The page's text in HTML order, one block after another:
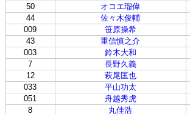
50
オコエ瑠偉
44
佐々木俊輔
009
笹原操希
43
重信慎之介
003
鈴木大和
7
長野久義
12
萩尾匡也
033
平山功太
051
舟越秀虎
8
丸佳浩